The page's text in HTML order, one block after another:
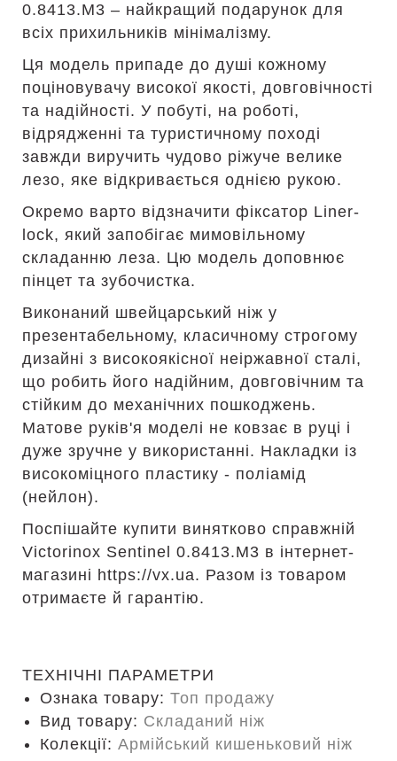
0.8413.M3 – найкращий подарунок для
всіх прихильників мінімалізму.
Ця модель припаде до душі кожному
поціновувачу високої якості, довговічності
та надійності. У побуті, на роботі,
відрядженні та туристичному поході
завжди виручить чудово ріжуче велике
лезо, яке відкривається однією рукою.
Окремо варто відзначити фіксатор Liner-
lock, який запобігає мимовільному
складанню леза. Цю модель доповнює
пінцет та зубочистка.
Виконаний швейцарський ніж у
презентабельному, класичному строгому
дизайні з високоякісної неіржавної сталі,
що робить його надійним, довговічним та
стійким до механічних пошкоджень.
Матове руків'я моделі не ковзає в руці і
дуже зручне у використанні. Накладки із
високоміцного пластику - поліамід
(нейлон).
Поспішайте купити винятково справжній
Victorinox Sentinel 0.8413.M3 в інтернет-
магазині https://vx.ua. Разом із товаром
отримаєте й гарантію.
ТЕХНІЧНІ ПАРАМЕТРИ
Ознака товару: Топ продажу
Вид товару: Складаний ніж
Колекції: Армійський кишеньковий ніж